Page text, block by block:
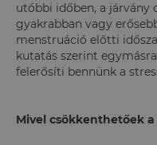
utóbbi időben, a járvány
gyakrabban vagy
menstruáció előtti
kutatás szerint
felerősíti bennünk a
Mivel csökkenthetőek